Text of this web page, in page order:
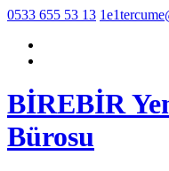
0533 655 53 13
BİREBİR
Bürosu